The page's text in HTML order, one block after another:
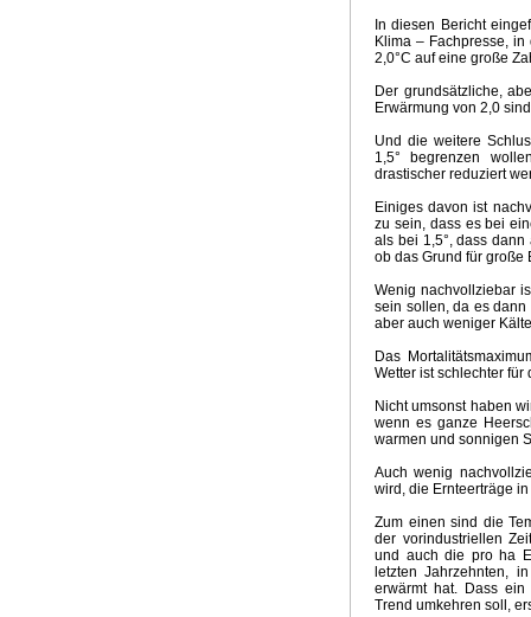
Hochwasserkatastrophe in Südwestdeutschland
Mit Turbo in die Klimadiktatur
Wie realistisch sind 100 Prozent Erneuerbare bis 2050
Klimapolitik US Präsident Biden
Zukunft der
Märchenstunde Klimaneutralität 2050
Lösung
Mehr Extremwetterlagen durch Treibhausgase
Update
Gefährlichster Mann
Die
Kein El Nino 2020
Die Klima - Illusion
Klimakrise, Meinungsfreiheit, ökosozialistischer Mob
Klimawahn im Hyperdrive
Schlechte Nachrichten für Greta
Brave new green world
Kohleausstieg und Ökodiktatur
Klimakrise - Krise
Land der Grünen Illusionen
Die
Emissionshandel und Energiewende
Kapitalismus
Die Ökodiktatur
Liebesgrüsse aus
Witterungsextreme und Klimawandel
GROKO
Fake News Hurricane
Wärmere
Klimaprogramm der Grünen
CDU
Grüne Weihnachten - Weiße Ostern
Aktuelle
Horror für Erneuerbare
Phänomen Trump
In diesen Bericht
Klima – Fachpresse,
2,0°C auf eine große
Der grundsätzliche,
Erwärmung von 2,0
Und die weitere
1,5° begrenzen
drastischer reduziert
Einiges davon ist
zu sein, dass es bei
als bei 1,5°, dass
ob das Grund für große
Wenig nachvollziebar
sein sollen, da es dann
aber auch weniger
Das
Wetter ist schlechter für
Nicht umsonst haben
wenn es ganze
warmen und sonnigen
Auch wenig
wird, die Ernteerträge
Zum einen sind die
der vorindustriellen
und auch die pro ha
letzten Jahrzehnten,
erwärmt hat. Dass
Trend umkehren soll,